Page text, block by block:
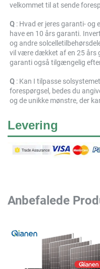
velkommet til at sende
Q : Hvad er jeres garanti- og
have en 10 års garanti.
og andre
vil være dækket af en 25 års
garanti også tilgængelig
Q : Kan I tilpasse
forespørgsel, bedes du
og de unikke mønstre, der
Levering
Anbefalede